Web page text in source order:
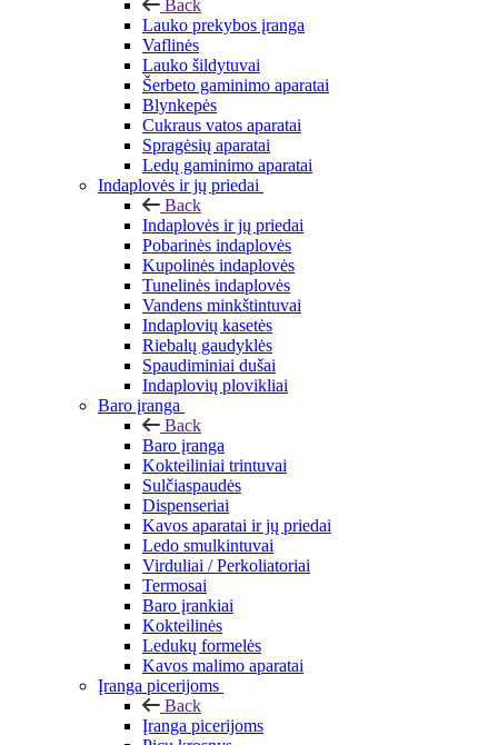
Back
Lauko prekybos įranga
Vaflinės
Lauko šildytuvai
Šerbeto gaminimo aparatai
Blynkepės
Cukraus vatos aparatai
Spragėsių aparatai
Ledų gaminimo aparatai
Indaplovės ir jų priedai
Back
Indaplovės ir jų priedai
Pobarinės indaplovės
Kupolinės indaplovės
Tunelinės indaplovės
Vandens minkštintuvai
Indaplovių kasetės
Riebalų gaudyklės
Spaudiminiai dušai
Indaplovių plovikliai
Baro įranga
Back
Baro įranga
Kokteiliniai trintuvai
Sulčiaspaudės
Dispenseriai
Kavos aparatai ir jų priedai
Ledo smulkintuvai
Virduliai / Perkoliatoriai
Termosai
Baro įrankiai
Kokteilinės
Ledukų formelės
Kavos malimo aparatai
Įranga picerijoms
Back
Įranga picerijoms